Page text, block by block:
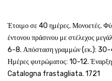
Έτοιμο σε 40 ημέρες. Μονοετές.
έντονου πράσινου με στέλεχος
6-8. Απόσταση γραμμών (εκ.): 30-
Ημέρες φυτρώματος: 10-12.
Catalogna frastagliata. 1721